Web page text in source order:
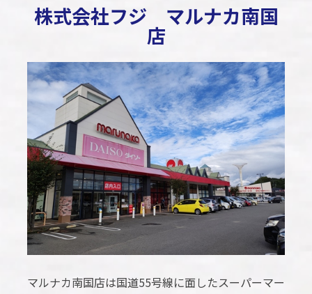
株式会社フジ マルナカ南国
店
マルナカ南国店は国道55号線に面したスーパーマー